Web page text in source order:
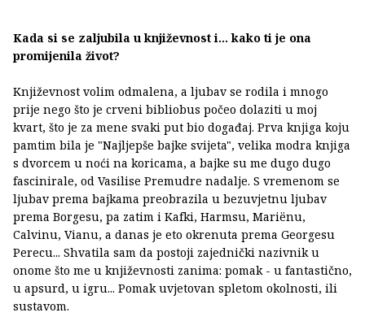
Kada si se zaljubila u književnost i... kako ti je ona
promijenila život?
Književnost volim odmalena, a ljubav se rodila i mnogo
prije nego što je crveni bibliobus počeo dolaziti u moj
kvart, što je za mene svaki put bio događaj. Prva knjiga koju
pamtim bila je "Najljepše bajke svijeta", velika modra knjiga
s dvorcem u noći na koricama, a bajke su me dugo dugo
fascinirale, od Vasilise Premudre nadalje. S vremenom se
ljubav prema bajkama preobrazila u bezuvjetnu ljubav
prema Borgesu, pa zatim i Kafki, Harmsu, Mariënu,
Calvinu, Vianu, a danas je eto okrenuta prema Georgesu
Perecu... Shvatila sam da postoji zajednički nazivnik u
onome što me u književnosti zanima: pomak - u fantastično,
u apsurd, u igru... Pomak uvjetovan spletom okolnosti, ili
sustavom.